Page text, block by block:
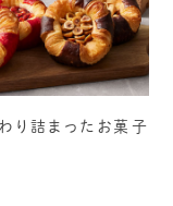
り詰まったお菓子